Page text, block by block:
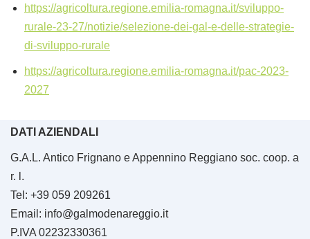
https://agricoltura.regione.emilia-romagna.it/sviluppo-
rurale-23-27/notizie/selezione-dei-gal-e-delle-strategie-
di-sviluppo-rurale
https://agricoltura.regione.emilia-romagna.it/pac-2023-
2027
DATI AZIENDALI
G.A.L. Antico Frignano e Appennino Reggiano soc. coop. a
r. l.
Tel: +39 059 209261
Email: info@galmodenareggio.it
P.IVA 02232330361